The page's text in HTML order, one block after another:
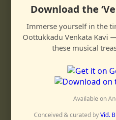
izhanda
enniḍam
shenradum
kaṇam dhariyēnē
jhaṇuta jhaṇuta
tadhingiṇatom
jhantari
takaṇaka jhantari
Download the
Immerse yourself in the
Oottukkadu Venkata Kavi
these musical
Available on
Conceived & curated byVid.